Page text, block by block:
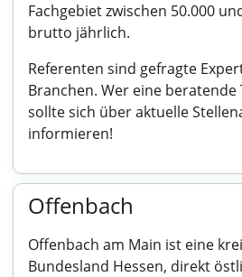
Fachgebiet zwischen 50.000
brutto jährlich.
Referenten sind gefragte
Branchen. Wer eine
sollte sich über aktuelle
informieren!
Offenbach
Offenbach am Main ist eine
Bundesland Hessen, direkt